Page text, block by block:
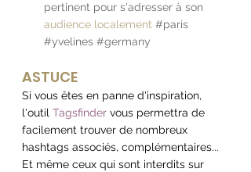
pertinent pour s'adresser à son
audience localement #paris
#yvelines #germany
ASTUCE
Si vous êtes en panne d'inspiration,
l'outil Tagsfinder vous permettra de
facilement trouver de nombreux
hashtags associés, complémentaires...
Et même ceux qui sont interdits sur